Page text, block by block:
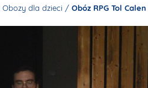
Obozy dla dzieci / Obóz RPG Tol Calen